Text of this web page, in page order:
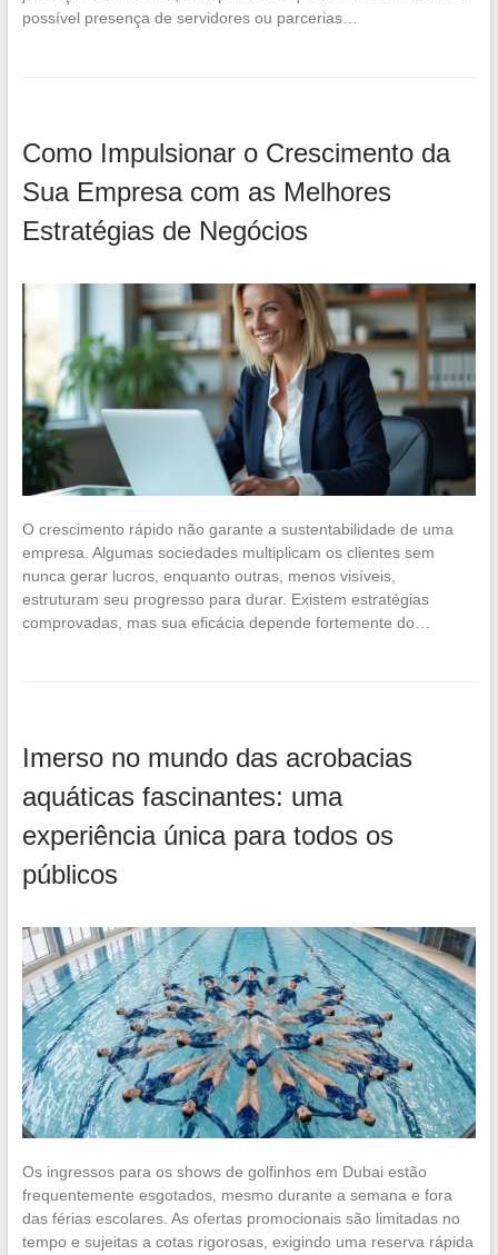
possível presença de servidores ou parcerias…
Como Impulsionar o Crescimento da
Sua Empresa com as Melhores
Estratégias de Negócios
O crescimento rápido não garante a sustentabilidade de uma
empresa. Algumas sociedades multiplicam os clientes sem
nunca gerar lucros, enquanto outras, menos visíveis,
estruturam seu progresso para durar. Existem estratégias
comprovadas, mas sua eficácia depende fortemente do…
Imerso no mundo das acrobacias
aquáticas fascinantes: uma
experiência única para todos os
públicos
Os ingressos para os shows de golfinhos em Dubai estão
frequentemente esgotados, mesmo durante a semana e fora
das férias escolares. As ofertas promocionais são limitadas no
tempo e sujeitas a cotas rigorosas, exigindo uma reserva rápida